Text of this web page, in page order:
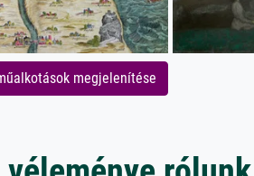
megjelenítése